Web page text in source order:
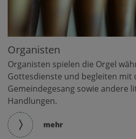
Organisten
Organisten spielen die Orgel
Gottesdienste und begleiten mit
Gemeindegesang sowie andere
Handlungen.
mehr